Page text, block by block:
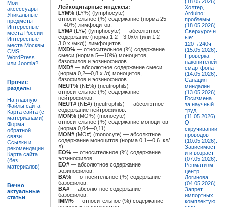
Мои
аксессуары
Уникальные
предметы
Интересные
места России
Интересные
места Москвы
CMS:
WordPress
или Joomla?
Прочие
разделы
На главную
Файлы сайта
Карта сайта (с
материалами)
Форма
обратной
связи
Ссылки и
рекомендации
Карта сайта
(без
материалов)
Вечно
актуальные
статьи
Лейкоцитарные индексы:
LYM% (LY%) (lymphocyte) —
относительное (%) содержание (норма 25
—40%) лимфоцитов.
LYM# (LY#) (lymphocyte) — абсолютное
содержание (норма 1,2—3,0х/л (или 1,2—
3,0 х /мкл)) лимфоцитов.
MXD% — относительное (%) содержание
смеси (норма 5—10%) моноцитов,
базофилов и эозинофилов.
MXD# — абсолютное содержание смеси
(норма 0,2—0,8 x /л) моноцитов,
базофилов и эозинофилов.
NEUT% (NE%) (neutrophils) —
относительное (%) содержание
нейтрофилов.
NEUT# (NE#) (neutrophils) — абсолютное
содержание нейтрофилов.
MON% (MO%) (monocyte) —
относительное (%) содержание моноцитов
(норма 0,04—0,11).
MON# (MO#) (monocyte) — абсолютное
содержание моноцитов (норма 0,1—0,6 кл/
л).
EO% — относительное (%) содержание
эозинофилов.
EO# — абсолютное содержание
эозинофилов.
BA% — относительное (%) содержание
базофилов.
BA# — абсолютное содержание
базофилов.
IMM% — относительное (%) содержание
Холтер,
Arduino:
проблемы
(18.05.2026).
Сверхурочн
ые:
120→240ч
(15.05.2026).
Проверка
накопителей
смартфона
(14.05.2026).
Санация
миндалин
(13.05.2026).
Госизмена
за научный
труд
(11.05.2026).
О
скручивании
проводов
(10.05.2026).
Зависимост
и и возраст
(07.05.2026).
Ревматизм:
центр
Логинова
(04.05.2026).
Запрет
импортных
комплектую